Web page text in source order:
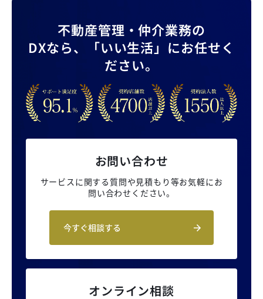
不動産管理・仲介業務の
DXなら、
「いい生活」にお任せく
ださい。
お問い合わせ
サービスに関する質問や見積もり等お気軽にお
問い合わせください。
今すぐ相談する
オンライン相談